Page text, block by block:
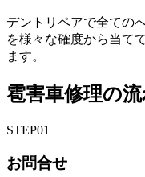
デントリペアで全ての
を様々な確度から当て
ます。
雹害車修理の
STEP01
お問合せ